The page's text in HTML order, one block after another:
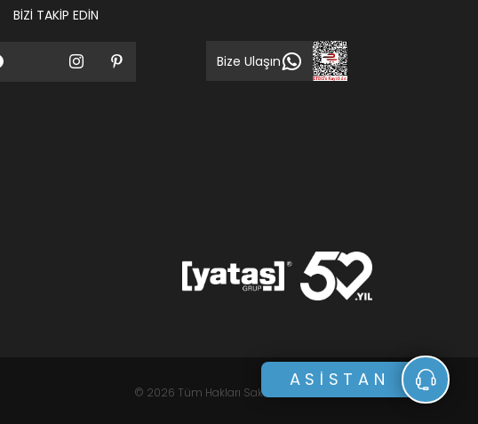
BİZİ TAKİP EDİN
Bize Ulaşın
© 2026 Tüm Hakları Saklıdır.
ASİSTAN